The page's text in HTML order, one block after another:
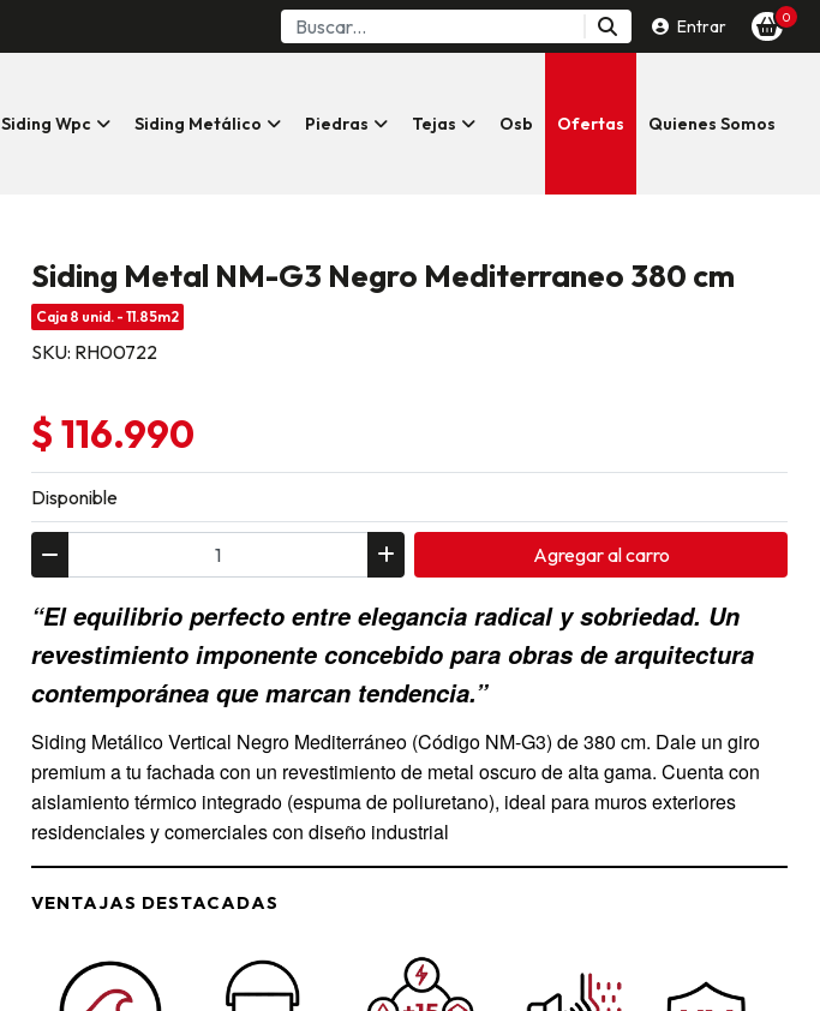
Entrar 0
Siding Wpc Siding Metálico Piedras Tejas Osb Ofertas Quienes Somos
Siding Metal NM-G3 Negro Mediterraneo 380 cm
Caja 8 unid. - 11.85m2
SKU: RH00722
$ 116.990
Disponible
Agregaral carro
“El equilibrio perfecto entre elegancia radical y sobriedad. Un
revestimiento imponente concebido para obras de arquitectura
contemporánea que marcan tendencia.”
Siding Metálico Vertical Negro Mediterráneo (Código NM-G3) de 380 cm. Dale un giro
premium a tu fachada con un revestimiento de metal oscuro de alta gama. Cuenta con
aislamiento térmico integrado (espuma de poliuretano), ideal para muros exteriores
residenciales y comerciales con diseño industrial
VENTAJAS DESTACADAS